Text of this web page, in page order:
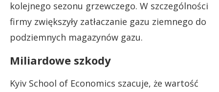
kolejnego sezonu grzewczego. W szczególności
firmy zwiększyły zatłaczanie gazu ziemnego do
podziemnych magazynów gazu.
Miliardowe szkody
Kyiv School of Economics szacuje, że wartość